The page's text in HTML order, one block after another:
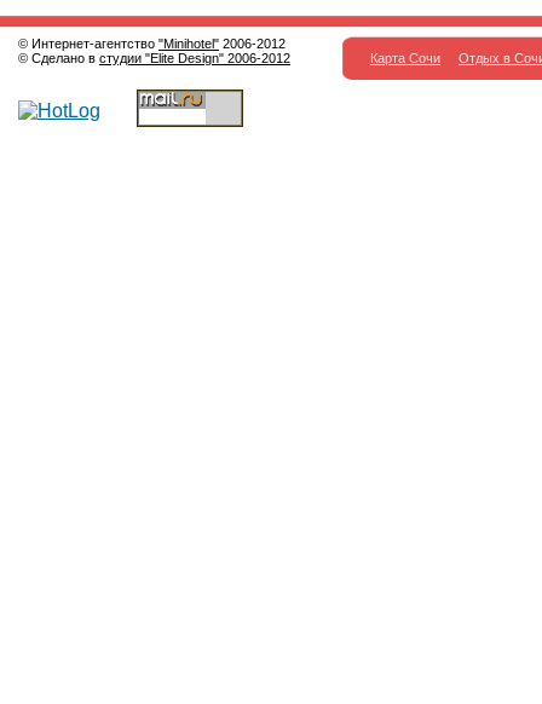
© Интернет-агентство "Minihotel" 2006-2012
© Сделано в студии "Elite Design" 2006-2012 Карта Сочи Отдых в